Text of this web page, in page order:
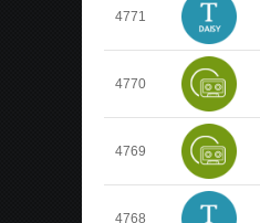
4771
4770
4769
4768